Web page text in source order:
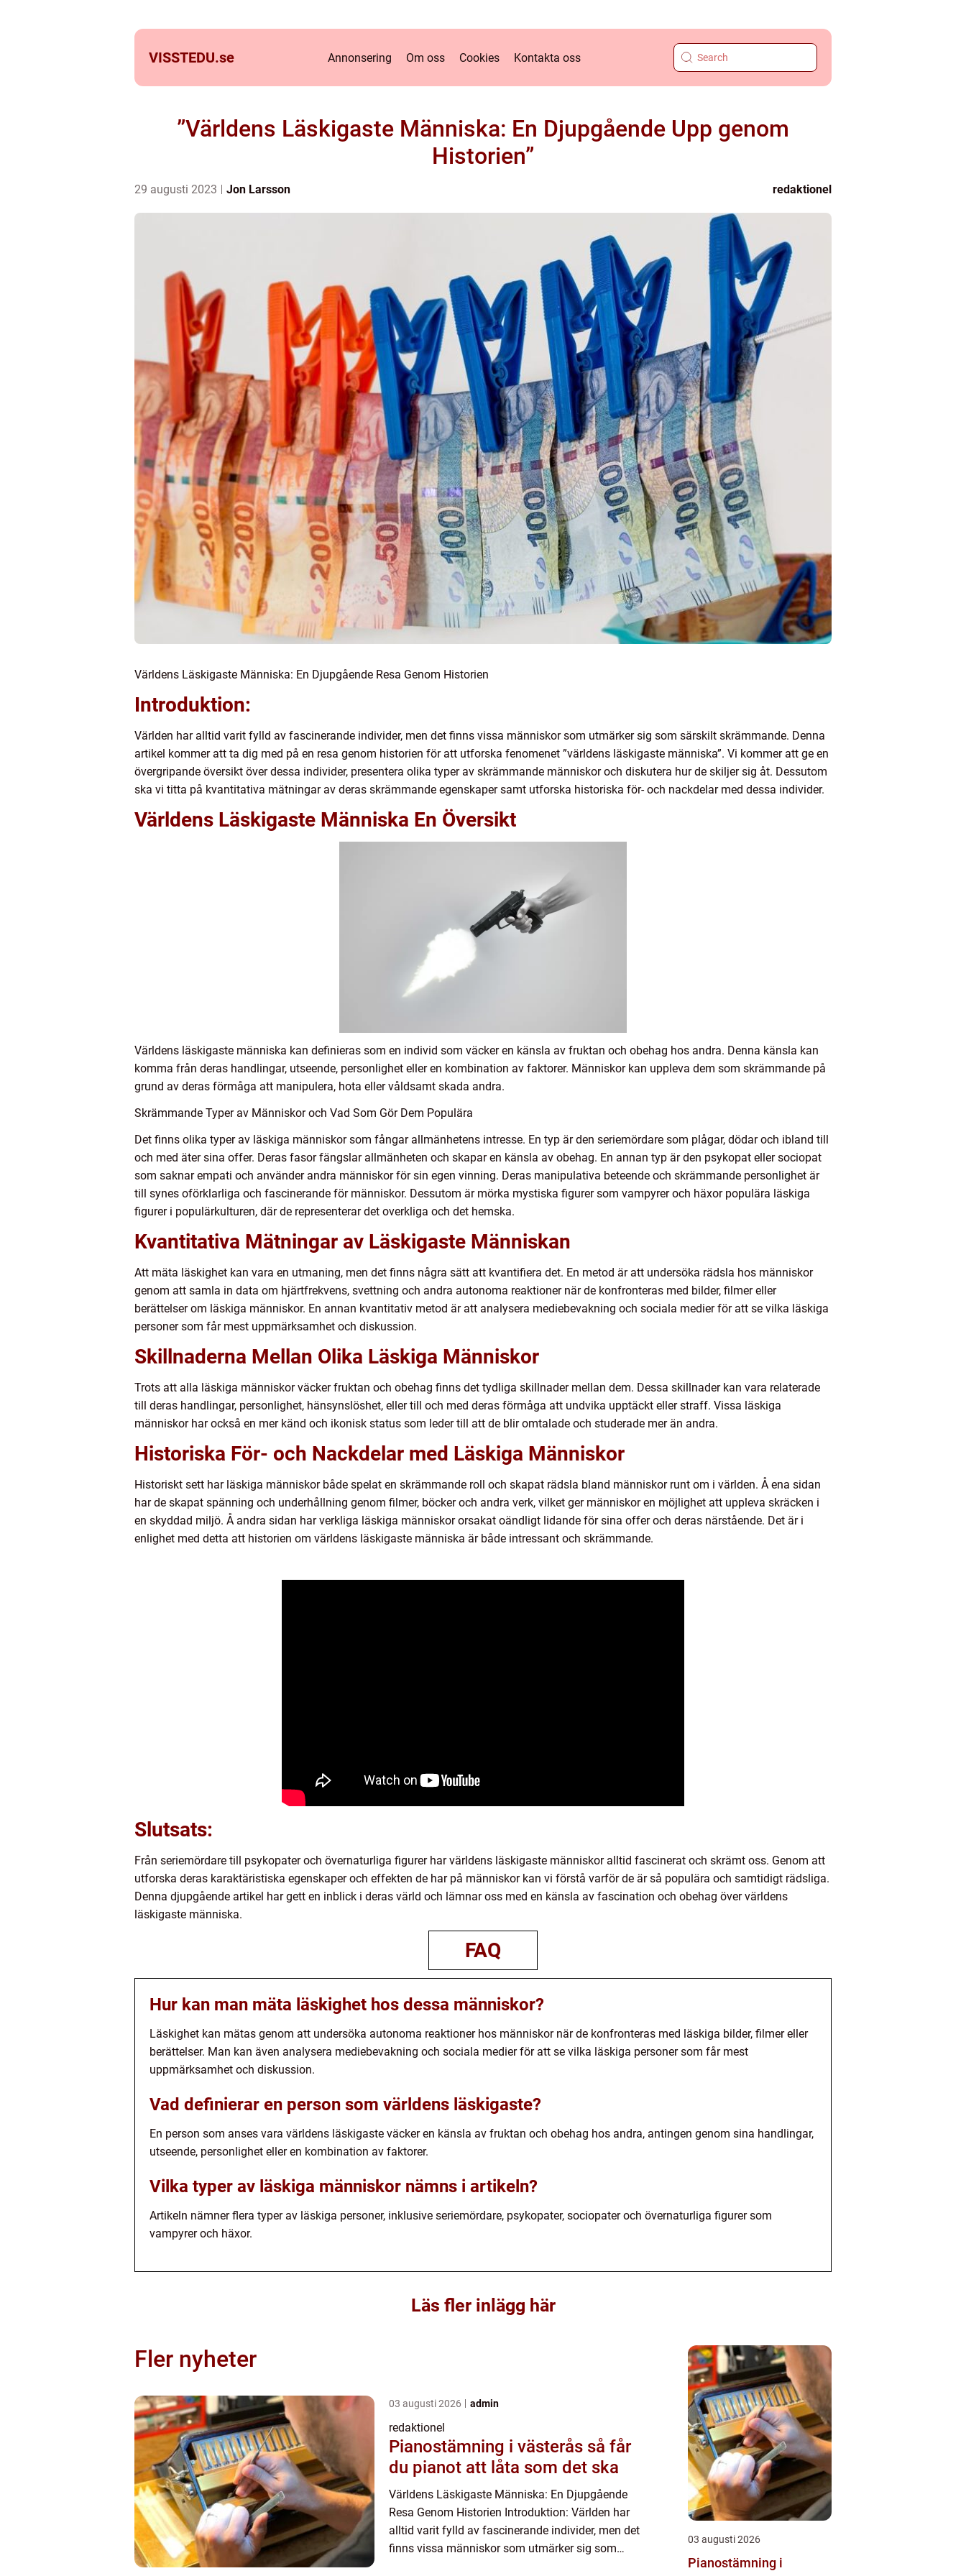
VISSTEDU.se Annonsering Om oss Cookies Kontakta oss
”Världens Läskigaste Människa: En Djupgående Upp genom
Historien”
29 augusti 2023 Jon Larsson redaktionel
Världens Läskigaste Människa: En Djupgående Resa Genom Historien
Introduktion:
Världen har alltid varit fylld av fascinerande individer, men det finns vissa människor som utmärker sig som särskilt skrämmande. Denna
artikel kommer att ta dig med på en resa genom historien för att utforska fenomenet ”världens läskigaste människa”. Vi kommer att ge en
övergripande översikt över dessa individer, presentera olika typer av skrämmande människor och diskutera hur de skiljer sig åt. Dessutom
ska vi titta på kvantitativa mätningar av deras skrämmande egenskaper samt utforska historiska för- och nackdelar med dessa individer.
Världens Läskigaste Människa En Översikt
Världens läskigaste människa kan definieras som en individ som väcker en känsla av fruktan och obehag hos andra. Denna känsla kan
komma från deras handlingar, utseende, personlighet eller en kombination av faktorer. Människor kan uppleva dem som skrämmande på
grund av deras förmåga att manipulera, hota eller våldsamt skada andra.
Skrämmande Typer av Människor och Vad Som Gör Dem Populära
Det finns olika typer av läskiga människor som fångar allmänhetens intresse. En typ är den seriemördare som plågar, dödar och ibland till
och med äter sina offer. Deras fasor fängslar allmänheten och skapar en känsla av obehag. En annan typ är den psykopat eller sociopat
som saknar empati och använder andra människor för sin egen vinning. Deras manipulativa beteende och skrämmande personlighet är
till synes oförklarliga och fascinerande för människor. Dessutom är mörka mystiska figurer som vampyrer och häxor populära läskiga
figurer i populärkulturen, där de representerar det overkliga och det hemska.
Kvantitativa Mätningar av Läskigaste Människan
Att mäta läskighet kan vara en utmaning, men det finns några sätt att kvantifiera det. En metod är att undersöka rädsla hos människor
genom att samla in data om hjärtfrekvens, svettning och andra autonoma reaktioner när de konfronteras med bilder, filmer eller
berättelser om läskiga människor. En annan kvantitativ metod är att analysera mediebevakning och sociala medier för att se vilka läskiga
personer som får mest uppmärksamhet och diskussion.
Skillnaderna Mellan Olika Läskiga Människor
Trots att alla läskiga människor väcker fruktan och obehag finns det tydliga skillnader mellan dem. Dessa skillnader kan vara relaterade
till deras handlingar, personlighet, hänsynslöshet, eller till och med deras förmåga att undvika upptäckt eller straff. Vissa läskiga
människor har också en mer känd och ikonisk status som leder till att de blir omtalade och studerade mer än andra.
Historiska För- och Nackdelar med Läskiga Människor
Historiskt sett har läskiga människor både spelat en skrämmande roll och skapat rädsla bland människor runt om i världen. Å ena sidan
har de skapat spänning och underhållning genom filmer, böcker och andra verk, vilket ger människor en möjlighet att uppleva skräcken i
en skyddad miljö. Å andra sidan har verkliga läskiga människor orsakat oändligt lidande för sina offer och deras närstående. Det är i
enlighet med detta att historien om världens läskigaste människa är både intressant och skrämmande.
Slutsats:
Från seriemördare till psykopater och övernaturliga figurer har världens läskigaste människor alltid fascinerat och skrämt oss. Genom att
utforska deras karaktäristiska egenskaper och effekten de har på människor kan vi förstå varför de är så populära och samtidigt rädsliga.
Denna djupgående artikel har gett en inblick i deras värld och lämnar oss med en känsla av fascination och obehag över världens
läskigaste människa.
FAQ
Hur kan man mäta läskighet hos dessa människor?
Läskighet kan mätas genom att undersöka autonoma reaktioner hos människor när de konfronteras med läskiga bilder, filmer eller
berättelser. Man kan även analysera mediebevakning och sociala medier för att se vilka läskiga personer som får mest
uppmärksamhet och diskussion.
Vad definierar en person som världens läskigaste?
En person som anses vara världens läskigaste väcker en känsla av fruktan och obehag hos andra, antingen genom sina handlingar,
utseende, personlighet eller en kombination av faktorer.
Vilka typer av läskiga människor nämns i artikeln?
Artikeln nämner flera typer av läskiga personer, inklusive seriemördare, psykopater, sociopater och övernaturliga figurer som
vampyrer och häxor.
Läs fler inlägg här
Fler nyheter
03 augusti 2026 admin
redaktionel
Pianostämning i västerås så får
du pianot att låta som det ska
Världens Läskigaste Människa: En Djupgående
Resa Genom Historien Introduktion: Världen har
alltid varit fylld av fascinerande individer, men det
finns vissa människor som utmärker sig som
03 augusti 2026
Pianostämning i